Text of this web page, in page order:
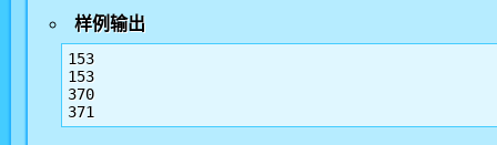
样例输出
153
153
370